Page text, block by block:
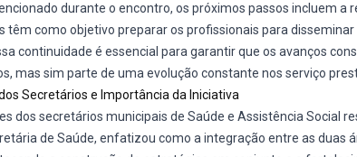
durante o encontro, os próximos passos incluem a
têm como objetivo preparar os profissionais para
continuidade é essencial para garantir que os avanços
mas sim parte de uma evolução constante nos serviço
Secretários e Importância da Iniciativa
dos secretários municipais de Saúde e Assistência Social
de Saúde, enfatizou como a integração entre as duas